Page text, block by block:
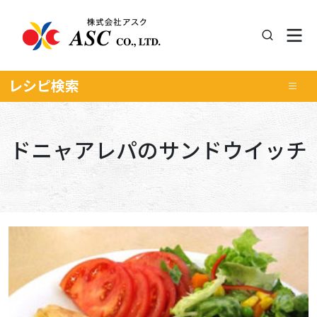
レシピ検索
ドニャアレパのサンドウイッチ